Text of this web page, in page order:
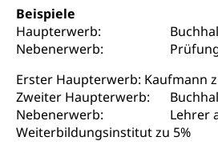
Beispiele
Haupterwerb:
Nebenerwerb:
Erster Haupterwerb: Kaufmann
Zweiter Haupterwerb:
Nebenerwerb:
Lehrer
Weiterbildungsinstitut zu 5%
Soziales und
Arbeitslosenversicherung
Invalidenversicherung
Drogenabhängige,
Betäubungsmittel, Suchtmittel,
Drogen
Sucht
Gesundheitsversorgung, Spital,
Ambulant vor stationär, AVOS,
AHV / IV